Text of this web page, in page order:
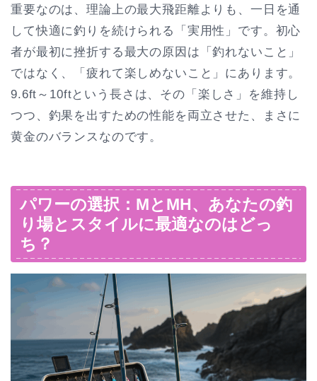
重要なのは、理論上の最大飛距離よりも、一日を通
して快適に釣りを続けられる「実用性」です。初心
者が最初に挫折する最大の原因は「釣れないこと」
ではなく、「疲れて楽しめないこと」にあります。
9.6ft～10ftという長さは、その「楽しさ」を維持し
つつ、釣果を出すための性能を両立させた、まさに
黄金のバランスなのです。
パワーの選択：MとMH、あなたの釣
り場とスタイルに最適なのはどっ
ち？